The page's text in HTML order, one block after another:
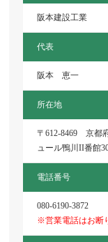
阪本建設工業
代表
阪本 恵一
所在地
〒612-8469 京都
ュール鴨川II番館
電話番号
080-6190-3872
※営業電話はお断